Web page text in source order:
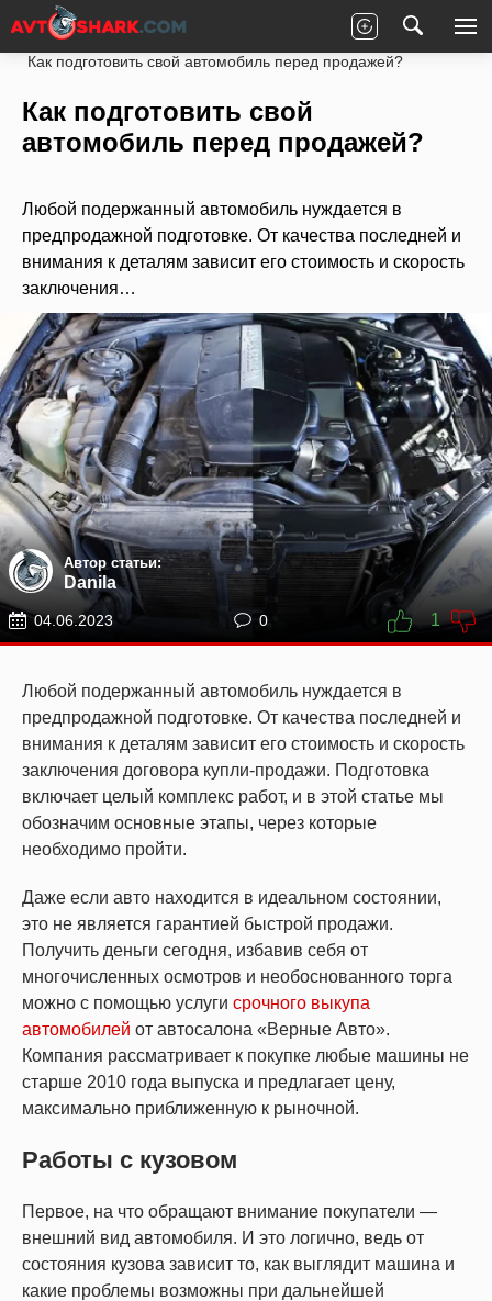
Главная Статьи
Новости партнеров
Как подготовить свой автомобиль перед продажей?
Как подготовить свой
автомобиль перед продажей?
Любой подержанный автомобиль нуждается в
предпродажной подготовке. От качества последней и
внимания к деталям зависит его стоимость и скорость
заключения…
Автор статьи:
Danila
04.06.2023 0 1
Любой подержанный автомобиль нуждается в
предпродажной подготовке. От качества последней и
внимания к деталям зависит его стоимость и скорость
заключения договора купли-продажи. Подготовка
включает целый комплекс работ, и в этой статье мы
обозначим основные этапы, через которые
необходимо пройти.
Даже если авто находится в идеальном состоянии,
это не является гарантией быстрой продажи.
Получить деньги сегодня, избавив себя от
многочисленных осмотров и необоснованного торга
можно с помощью услуги срочного выкупа
автомобилей от автосалона «Верные Авто».
Компания рассматривает к покупке любые машины не
старше 2010 года выпуска и предлагает цену,
максимально приближенную к рыночной.
Работы с кузовом
Первое, на что обращают внимание покупатели —
внешний вид автомобиля. И это логично, ведь от
состояния кузова зависит то, как выглядит машина и
какие проблемы возможны при дальнейшей